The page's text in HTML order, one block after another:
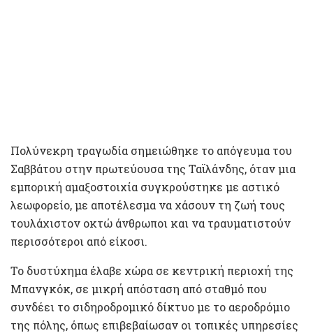
Πολύνεκρη τραγωδία σημειώθηκε το απόγευμα του
Σαββάτου στην πρωτεύουσα της Ταϊλάνδης, όταν μια
εμπορική αμαξοστοιχία συγκρούστηκε με αστικό
λεωφορείο, με αποτέλεσμα να χάσουν τη ζωή τους
τουλάχιστον οκτώ άνθρωποι και να τραυματιστούν
περισσότεροι από είκοσι.
Το δυστύχημα έλαβε χώρα σε κεντρική περιοχή της
Μπανγκόκ, σε μικρή απόσταση από σταθμό που
συνδέει το σιδηροδρομικό δίκτυο με το αεροδρόμιο
της πόλης, όπως επιβεβαίωσαν οι τοπικές υπηρεσίες